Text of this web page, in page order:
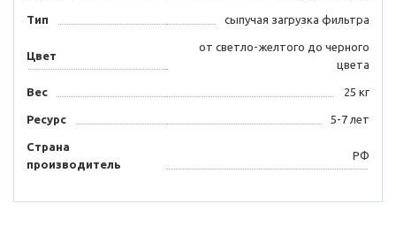
Тип сыпучая загрузка фильтра
Цвет
от светло-желтого до черного
цвета
Вес 25 кг
Ресурс 5-7 лет
Страна
производитель
РФ